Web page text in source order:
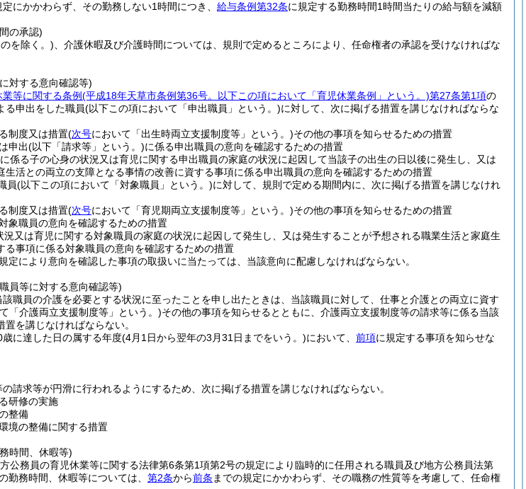
定にかかわらず、その勤務しない1時間につき、 給与条例第32条に規定する勤務時間1時間当たりの給与額を減額
の承認)
を除く。) 、介護休暇及び介護時間については、規則で定めるところにより、任命権者の承認を受けなければな
対する意向確認等)
等に関する条例(平成18年天草市条例第36号。以下この項において「育児休業条例」という。)第27条第1項の
る申出をした職員(以下この項において「申出職員」という。)に対して、次に掲げる措置を講じなければならな
制度又は措置(次号において「出生時両立支援制度等」という。)その他の事項を知らせるための措置
申出(以下「請求等」という。)に係る申出職員の意向を確認するための措置
係る子の心身の状況又は育児に関する申出職員の家庭の状況に起因して当該子の出生の日以後に発生し、又は
活との両立の支障となる事情の改善に資する事項に係る申出職員の意向を確認するための措置
員(以下この項において「対象職員」という。)に対して、規則で定める期間内に、次に掲げる措置を講じなけれ
制度又は措置(次号において「育児期両立支援制度等」という。)その他の事項を知らせるための措置
象職員の意向を確認するための措置
又は育児に関する対象職員の家庭の状況に起因して発生し、又は発生することが予想される職業生活と家庭生
事項に係る対象職員の意向を確認するための措置
定により意向を確認した事項の取扱いに当たっては、当該意向に配慮しなければならない。
員等に対する意向確認等)
職員の介護を必要とする状況に至ったことを申し出たときは、当該職員に対して、仕事と介護との両立に資す
「介護両立支援制度等」という。)その他の事項を知らせるとともに、介護両立支援制度等の請求等に係る当該
を講じなければならない。
に達した日の属する年度(4月1日から翌年の3月31日までをいう。)において、 前項に規定する事項を知らせな
請求等が円滑に行われるようにするため、次に掲げる措置を講じなければならない。
研修の実施
整備
境の整備に関する措置
時間、休暇等)
公務員の育児休業等に関する法律第6条第1項第2号の規定により臨時的に任用される職員及び地方公務員法第
勤務時間、休暇等については、 第2条から前条 までの規定にかかわらず、その職務の性質等を考慮して、任命権